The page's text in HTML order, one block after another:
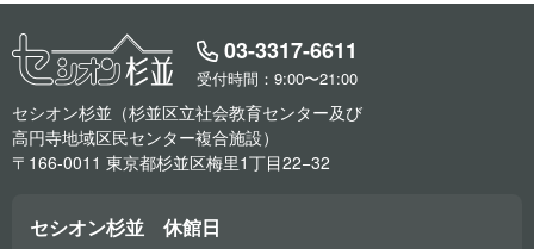
03-3317-6611
受付時間：9:00〜21:00
セシオン杉並（杉並区立社会教育センター及び
高円寺地域区民センター複合施設）
〒166-0011 東京都杉並区梅里1丁目22−32
セシオン杉並 休館日